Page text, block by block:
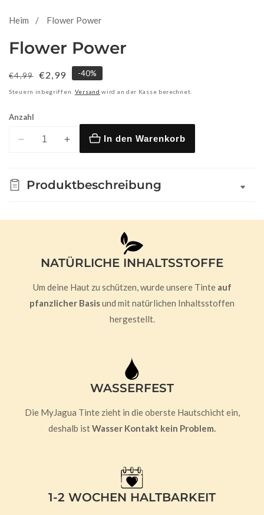
Heim Flower Power
Flower Power
Normaler
Preis
€4,99 Verkaufspreis
€2,99 -40%
Steuern inbegriffen. Versand wird an der Kasse berechnet.
Anzahl
Verringere
für
Erhöhe
für
In den Warenkorb
Produktbeschreibung
NATÜRLICHE INHALTSSTOFFE
Um deine Haut zu schützen, wurde unsere Tinte auf
pfanzlicher Basisund mit natürlichen Inhaltsstoffen
hergestellt.
WASSERFEST
Die MyJagua Tinte zieht in die oberste Hautschicht ein,
deshalb istWasser Kontakt kein Problem.
1-2 WOCHEN HALTBARKEIT